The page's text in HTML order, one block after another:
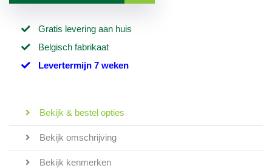
Gratis levering aan huis
Belgisch fabrikaat
Levertermijn 7 weken
Bekijk & bestel opties
Bekijk omschrijving
Bekijk kenmerken